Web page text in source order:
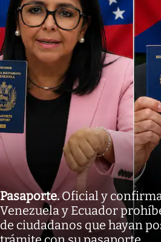
Pasaporte.Oficial y
Venezuela y Ecuador
de ciudadanos que hayan